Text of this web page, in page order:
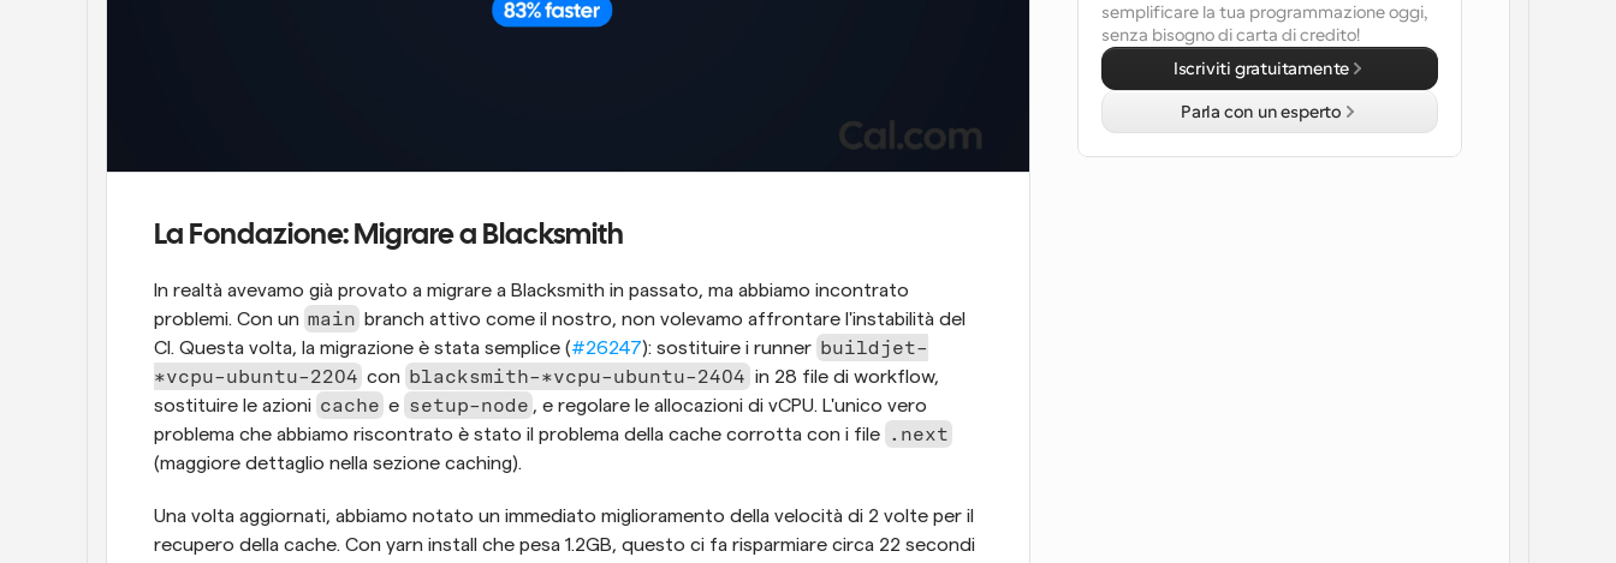
La Fondazione: Migrare a Blacksmith
In realtà avevamo già provato a migrare a Blacksmith in passato, ma abbiamo incontrato
problemi. Con un main
branch attivo come il nostro, non volevamo affrontare l'instabilità del
CI. Questa volta, la migrazione è stata semplice (#26247): sostituire i runner buildjet-
*vcpu-ubuntu-2204 con blacksmith-*vcpu-ubuntu-2404 in 28 file di workflow,
sostituire le azioni cache e setup-node , e regolare le allocazioni di vCPU. L'unico vero
problema che abbiamo riscontrato è stato il problema della cache corrotta con i file
.next
(maggiore dettaglio nella sezione caching).
Una volta aggiornati, abbiamo notato un immediato miglioramento della velocità di 2 volte per il
recupero della cache. Con yarn install che pesa 1.2GB, questo ci fa risparmiare circa 22 secondi
semplificare la tua programmazione oggi,
senza bisogno di carta di credito!
Iscriviti gratuitamente
Parla con un esperto